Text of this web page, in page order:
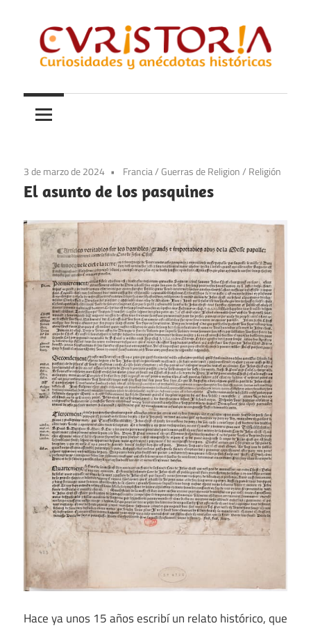
contenido
Curistoria
y
anécdotas
historia
3 de marzo de 2024 Francia/Guerras de Religion/ Religión
El asunto de los pasquines
Hace ya unos 15 años escribí un relato histórico, que